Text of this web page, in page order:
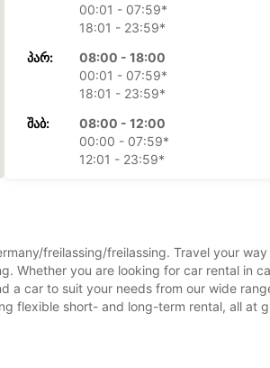
00:01 - 07:59*
18:01 - 23:59*
ᲞᲐᲠ:
08:00 - 18:00
00:01 - 07:59*
18:01 - 23:59*
ᲨᲐᲑ:
08:00 - 12:00
00:00 - 07:59*
12:01 - 23:59*
სამუშაო საათები შეიძლება,
დღეების მიხედვით.
freilassing/freilassing. Travel your
Whether you are looking for car rental in
a car to suit your needs from our wide
flexible short- and long-term rental, all at